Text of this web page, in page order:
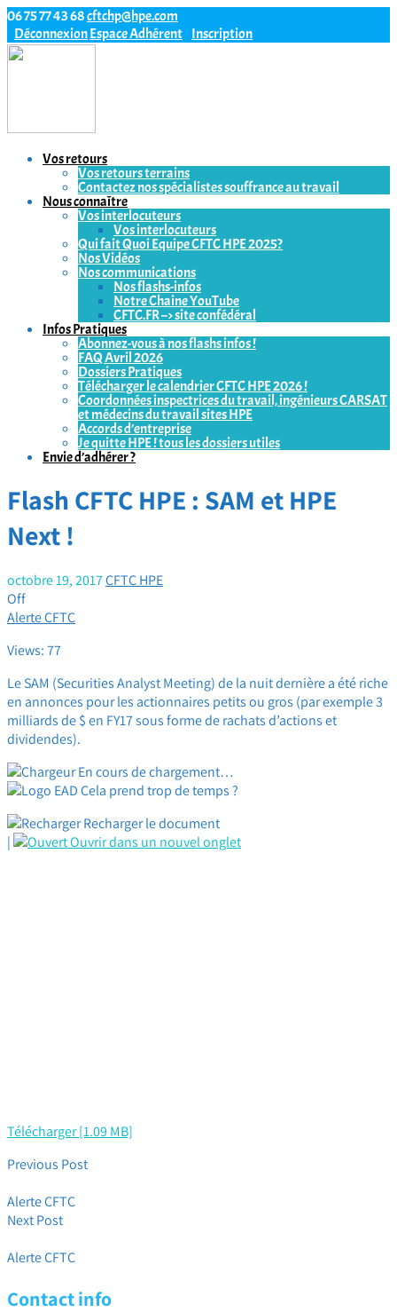
06 75 77 43 68cftchp@hpe.com
DéconnexionEspace Adhérent Inscription
Vos retours
Vos retours terrains
Contactez nos spécialistes souffrance au travail
Nous connaître
Vos interlocuteurs
Vos interlocuteurs
Qui fait Quoi Equipe CFTC HPE 2025?
Nos Vidéos
Nos communications
Nos flashs-infos
Notre Chaine YouTube
CFTC.FR –> site confédéral
Infos Pratiques
Abonnez-vous à nos flashs infos !
FAQ Avril 2026
Dossiers Pratiques
Télécharger le calendrier CFTC HPE 2026 !
Coordonnées inspectrices du travail, ingénieurs CARSAT
et médecins du travail sites HPE
Accords d’entreprise
Je quitte HPE ! tous les dossiers utiles
Envie d’adhérer ?
Flash CFTC HPE : SAM et HPE
Next !
octobre 19, 2017CFTC HPE
Off
Alerte CFTC
Views: 77
Le SAM (Securities Analyst Meeting) de la nuit dernière a été riche
en annonces pour les actionnaires petits ou gros (par exemple 3
milliards de $ en FY17 sous forme de rachats d’actions et
dividendes).
En cours de chargement…
Cela prend trop de temps ?
Recharger le document
|
Ouvrir dans un nouvel onglet
Télécharger [1.09 MB]
Previous Post
Alerte CFTC
Next Post
Alerte CFTC
Contact info